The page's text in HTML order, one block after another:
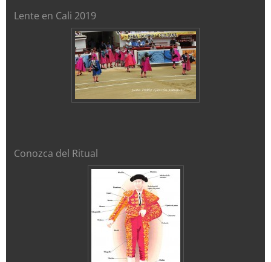
Lente en Cali 2019
Conozca del Ritual